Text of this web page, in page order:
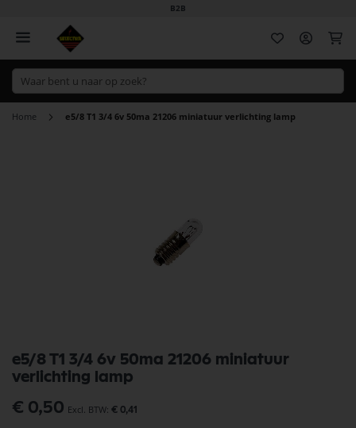
B2B
Home e5/8 T1 3/4 6v 50ma 21206 miniatuur verlichting lamp
e5/8 T1 3/4 6v 50ma 21206 miniatuur
verlichting lamp
€ 0,50 € 0,41
naar
het
van